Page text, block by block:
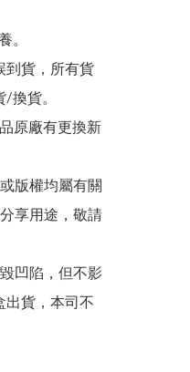
。
到貨，所有貨
貨。
原廠有更換新
版權均屬有關
享用途，敬請
凹陷，但不影
出貨，本司不